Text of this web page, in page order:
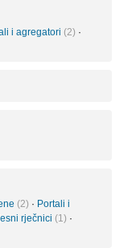
i agregatori (2) ·
(2) · Portali i
rječnici (1) ·